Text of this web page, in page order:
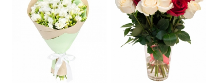
45 см 30 см 50 см 35 см